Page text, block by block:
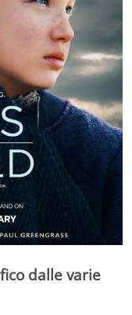
dalle varie